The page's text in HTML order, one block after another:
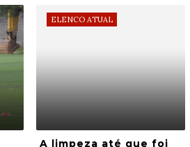
ELENCO ATUAL
A limpeza até que foi